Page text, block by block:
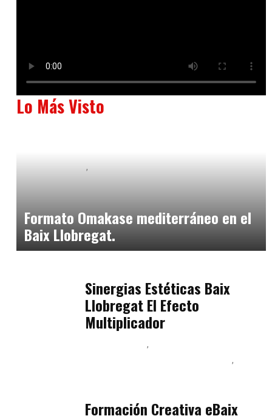
Lo Más Visto
Formato Omakase mediterráneo en el
Baix Llobregat.
Sinergias Estéticas Baix
Llobregat El Efecto
Multiplicador
Formación Creativa eBaix